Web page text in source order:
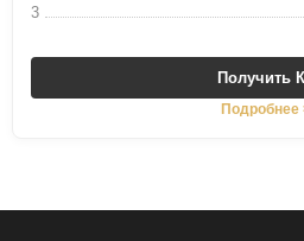
3
Получить
Подробнее